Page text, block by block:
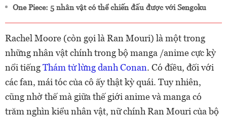
One Piece: 5 nhân vật có thể chiến đấu được với Sengoku
Rachel Moore (còn gọi là Ran Mouri) là một trong
những nhân vật chính trong bộ manga /anime cực kỳ
nổi tiếngThám tử lừng danh Conan. Có điều, đối với
các fan, mái tóc của cô ấy thật kỳ quái. Tuy nhiên,
cũng nhờ thế mà giữa thế giới anime và manga có
trăm nghìn kiểu nhân vật, nữ chính Ran Mouri của bộ